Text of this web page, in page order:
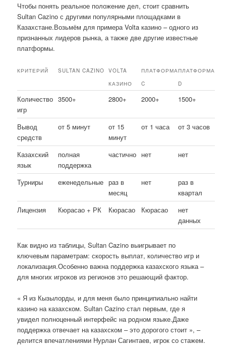
Чтобы понять реальное положение дел, стоит сравнить
Sultan Cazino с другими популярными площадками в
Казахстане.Возьмём для примера Volta казино – одного из
признанных лидеров рынка, а также две другие известные
платформы.
КРИТЕРИЙ SULTAN CAZINO
VOLTA
КАЗИНО
ПЛАТФОРМА
C
ПЛАТФОРМА
D
Количество
игр
3500+ 2800+ 2000+ 1500+
Вывод
средств
от 5 минут
от 15
минут
от 1 часа от 3 часов
Казахский
язык
полная
поддержка
частично нет нет
Турниры еженедельные раз в
месяц
нет
раз в
квартал
Лицензия
Кюрасао + РК Кюрасао Кюрасао
нет
данных
Как видно из таблицы, Sultan Cazino выигрывает по
ключевым параметрам: скорость выплат, количество игр и
локализация.Особенно важна поддержка казахского языка –
для многих игроков из регионов это решающий фактор.
« Я из Кызылорды, и для меня было принципиально найти
казино на казахском. Sultan Cazino стал первым, где я
увидел полноценный интерфейс на родном языке.Даже
поддержка отвечает на казахском – это дорогого стоит », –
делится впечатлениями Нурлан Сагинтаев, игрок со стажем.